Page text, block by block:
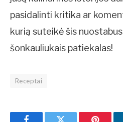
pasidalinti kritika ar
kurią suteikė šis
šonkauliukais patiekalas!
Receptai